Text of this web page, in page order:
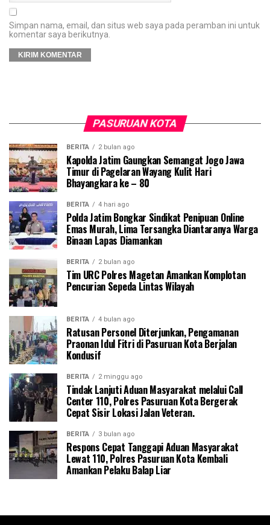
Simpan nama, email, dan situs web saya pada peramban ini untuk
komentar saya berikutnya.
PASURUAN KOTA
BERITA 2 bulan ago
Kapolda Jatim Gaungkan Semangat Jogo Jawa
Timur di Pagelaran Wayang Kulit Hari
Bhayangkara ke – 80
BERITA 4 hari ago
Polda Jatim Bongkar Sindikat Penipuan Online
Emas Murah, Lima Tersangka Diantaranya Warga
Binaan Lapas Diamankan
BERITA 2 bulan ago
Tim URC Polres Magetan Amankan Komplotan
Pencurian Sepeda Lintas Wilayah
BERITA 4 bulan ago
Ratusan Personel Diterjunkan, Pengamanan
Praonan Idul Fitri di Pasuruan Kota Berjalan
Kondusif
BERITA 2 minggu ago
Tindak Lanjuti Aduan Masyarakat melalui Call
Center 110, Polres Pasuruan Kota Bergerak
Cepat Sisir Lokasi Jalan Veteran.
BERITA 3 bulan ago
Respons Cepat Tanggapi Aduan Masyarakat
Lewat 110, Polres Pasuruan Kota Kembali
Amankan Pelaku Balap Liar